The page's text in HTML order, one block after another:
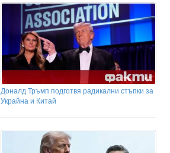
Доналд Тръмп подготвя радикални стъпки за
Украйна и Китай